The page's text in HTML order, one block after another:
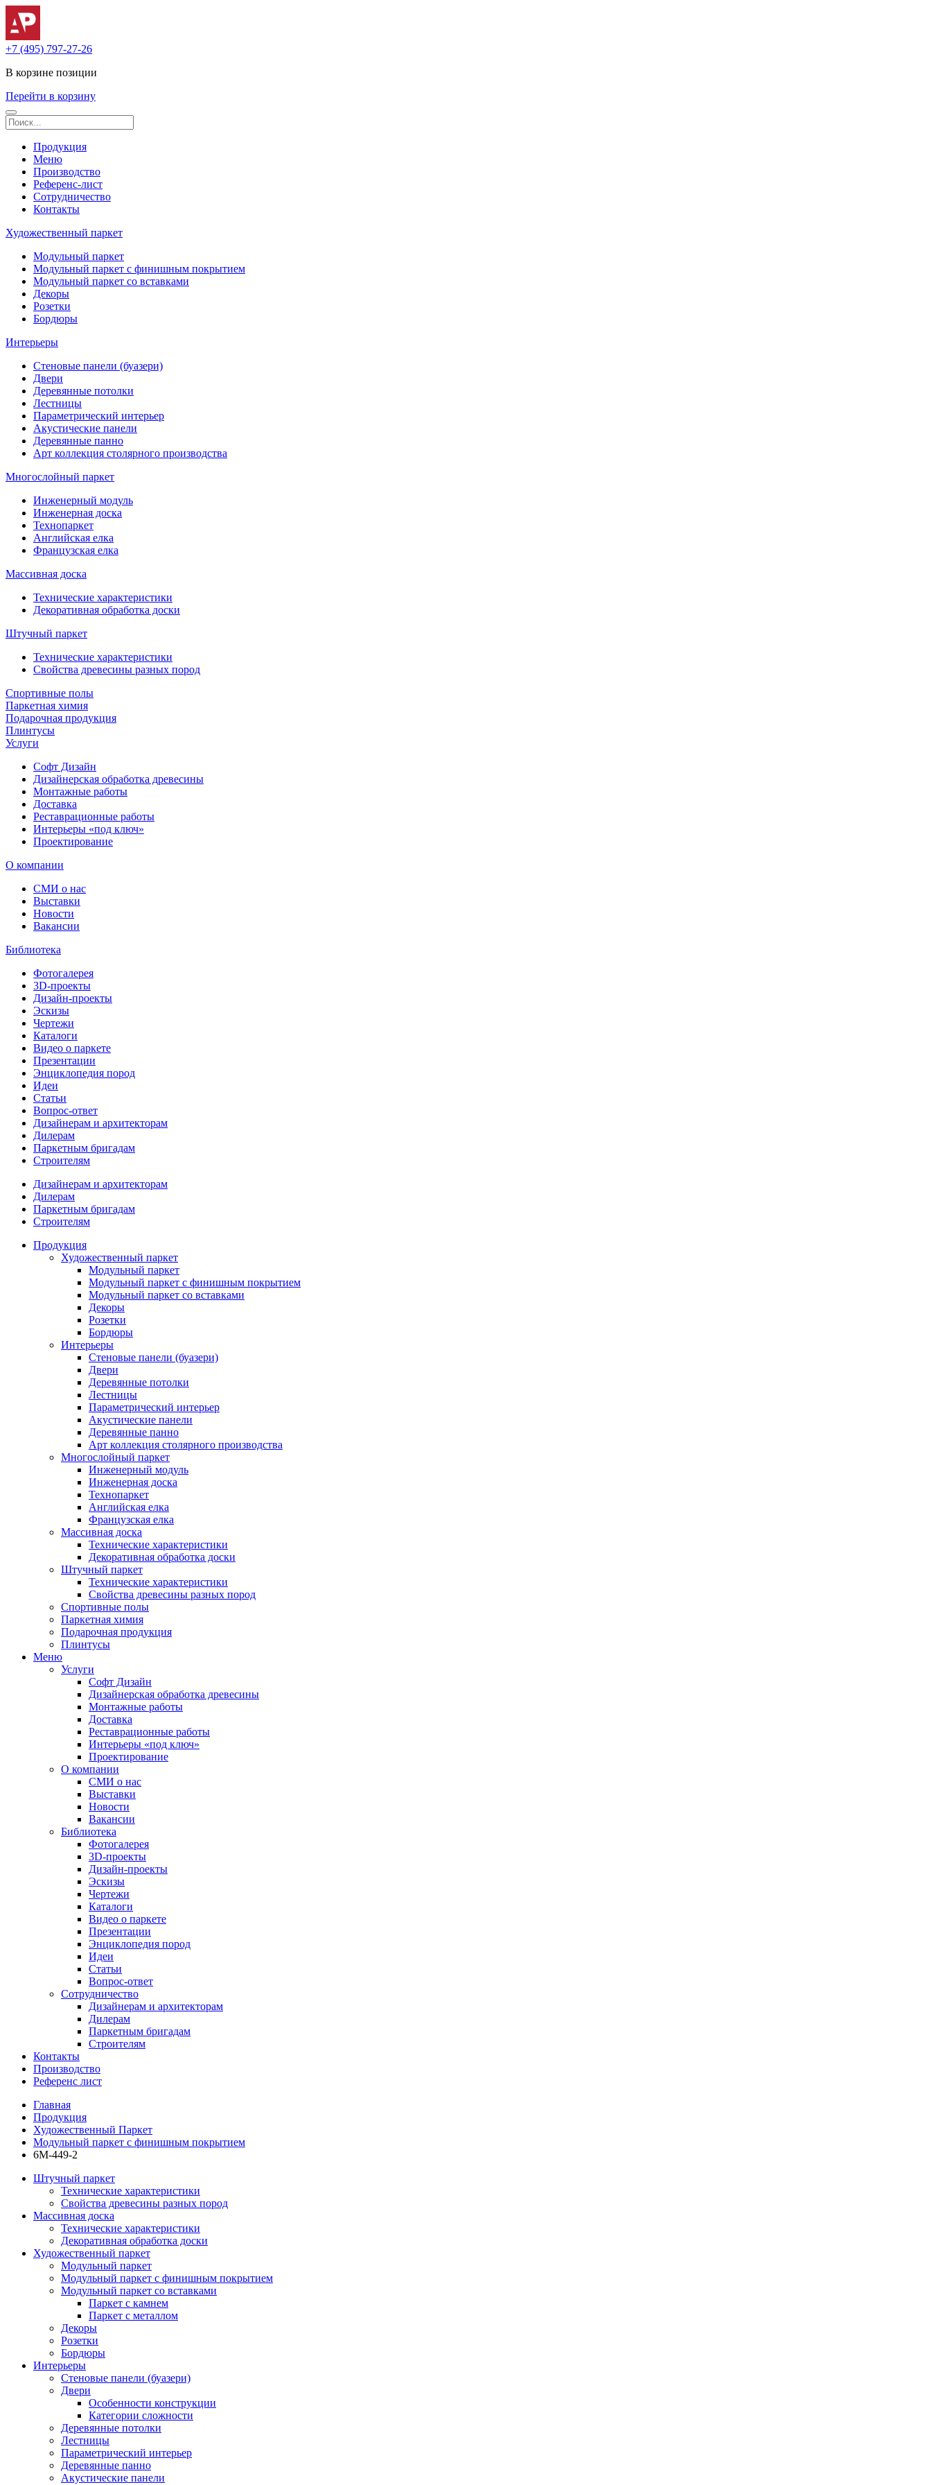
+7 (495) 797-27-26
В корзине позиции
Перейти в корзину
Продукция
Меню
Производство
Референс-лист
Сотрудничество
Контакты
Художественный паркет
Модульный паркет
Модульный паркет с финишным покрытием
Модульный паркет со вставками
Декоры
Розетки
Бордюры
Интерьеры
Стеновые панели (буазери)
Двери
Деревянные потолки
Лестницы
Параметрический интерьер
Акустические панели
Деревянные панно
Арт коллекция столярного производства
Многослойный паркет
Инженерный модуль
Инженерная доска
Технопаркет
Английская елка
Французская елка
Массивная доска
Технические характеристики
Декоративная обработка доски
Штучный паркет
Технические характеристики
Свойства древесины разных пород
Спортивные полы
Паркетная химия
Подарочная продукция
Плинтусы
Услуги
Софт Дизайн
Дизайнерская обработка древесины
Монтажные работы
Доставка
Реставрационные работы
Интерьеры «под ключ»
Проектирование
О компании
СМИ о нас
Выставки
Новости
Вакансии
Библиотека
Фотогалерея
3D-проекты
Дизайн-проекты
Эскизы
Чертежи
Каталоги
Видео о паркете
Презентации
Энциклопедия пород
Идеи
Статьи
Вопрос-ответ
Дизайнерам и архитекторам
Дилерам
Паркетным бригадам
Строителям
Дизайнерам и архитекторам
Дилерам
Паркетным бригадам
Строителям
Продукция
Художественный паркет
Модульный паркет
Модульный паркет с финишным покрытием
Модульный паркет со вставками
Декоры
Розетки
Бордюры
Интерьеры
Стеновые панели (буазери)
Двери
Деревянные потолки
Лестницы
Параметрический интерьер
Акустические панели
Деревянные панно
Арт коллекция столярного производства
Многослойный паркет
Инженерный модуль
Инженерная доска
Технопаркет
Английская елка
Французская елка
Массивная доска
Технические характеристики
Декоративная обработка доски
Штучный паркет
Технические характеристики
Свойства древесины разных пород
Спортивные полы
Паркетная химия
Подарочная продукция
Плинтусы
Меню
Услуги
Софт Дизайн
Дизайнерская обработка древесины
Монтажные работы
Доставка
Реставрационные работы
Интерьеры «под ключ»
Проектирование
О компании
СМИ о нас
Выставки
Новости
Вакансии
Библиотека
Фотогалерея
3D-проекты
Дизайн-проекты
Эскизы
Чертежи
Каталоги
Видео о паркете
Презентации
Энциклопедия пород
Идеи
Статьи
Вопрос-ответ
Сотрудничество
Дизайнерам и архитекторам
Дилерам
Паркетным бригадам
Строителям
Контакты
Производство
Референс лист
Главная
Продукция
Художественный Паркет
Модульный паркет с финишным покрытием
6М-449-2
Штучный паркет
Технические характеристики
Свойства древесины разных пород
Массивная доска
Технические характеристики
Декоративная обработка доски
Художественный паркет
Модульный паркет
Модульный паркет с финишным покрытием
Модульный паркет со вставками
Паркет с камнем
Паркет с металлом
Декоры
Розетки
Бордюры
Интерьеры
Стеновые панели (буазери)
Двери
Особенности конструкции
Категории сложности
Деревянные потолки
Лестницы
Параметрический интерьер
Деревянные панно
Акустические панели